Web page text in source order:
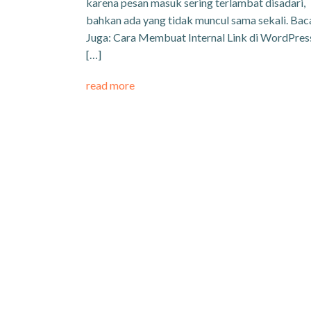
bahkan ada yang tidak muncul sama sekali.
Juga: Cara Membuat Internal Link di
[…]
read more